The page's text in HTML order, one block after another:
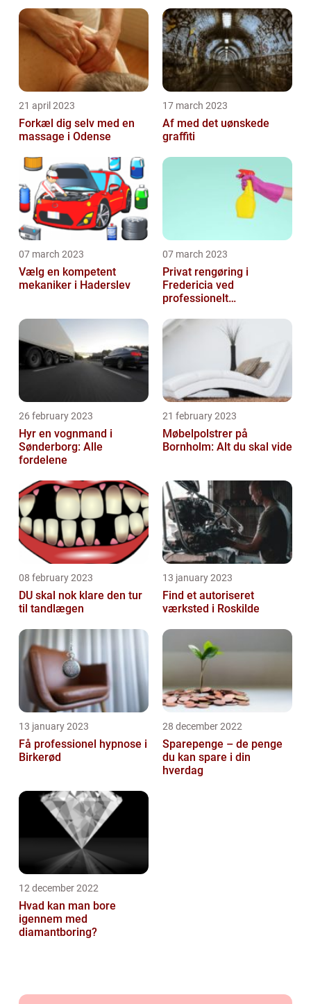
21 april 2023
Forkæl dig selv med en
massage i Odense
17 march 2023
Af med det uønskede
graffiti
07 march 2023
Vælg en kompetent
mekaniker i Haderslev
07 march 2023
Privat rengøring i
Fredericia ved
professionelt
26 february 2023
Hyr en vognmand i
Sønderborg: Alle
fordelene
21 february 2023
Møbelpolstrer på
Bornholm: Alt du skal vide
08 february 2023
DU skal nok klare den tur
til tandlægen
13 january 2023
Find et autoriseret
værksted i Roskilde
13 january 2023
Få professionel hypnose i
Birkerød
28 december 2022
Sparepenge – de penge
du kan spare i din
hverdag
12 december 2022
Hvad kan man bore
igennem med
diamantboring?